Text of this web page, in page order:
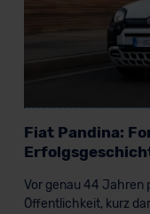
Fiat Pandina:
Vor genau 44 Jahren
Öffentlichkeit, kurz